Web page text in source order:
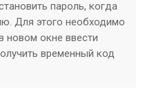
пароль, когда
Для этого необходимо
новом окне ввести
временный код